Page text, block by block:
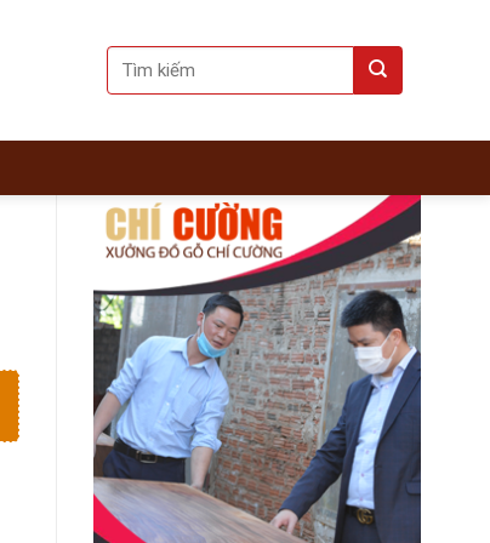
Search
for: